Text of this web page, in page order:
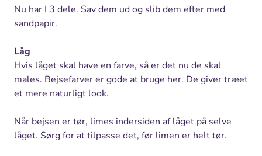
Nu har I 3 dele. Sav dem ud og slib dem efter med
sandpapir.
Låg
Hvis låget skal have en farve, så er det nu de skal
males. Bejsefarver er gode at bruge her. De giver træet
et mere naturligt look.
Når bejsen er tør, limes indersiden af låget på selve
låget. Sørg for at tilpasse det, før limen er helt tør.